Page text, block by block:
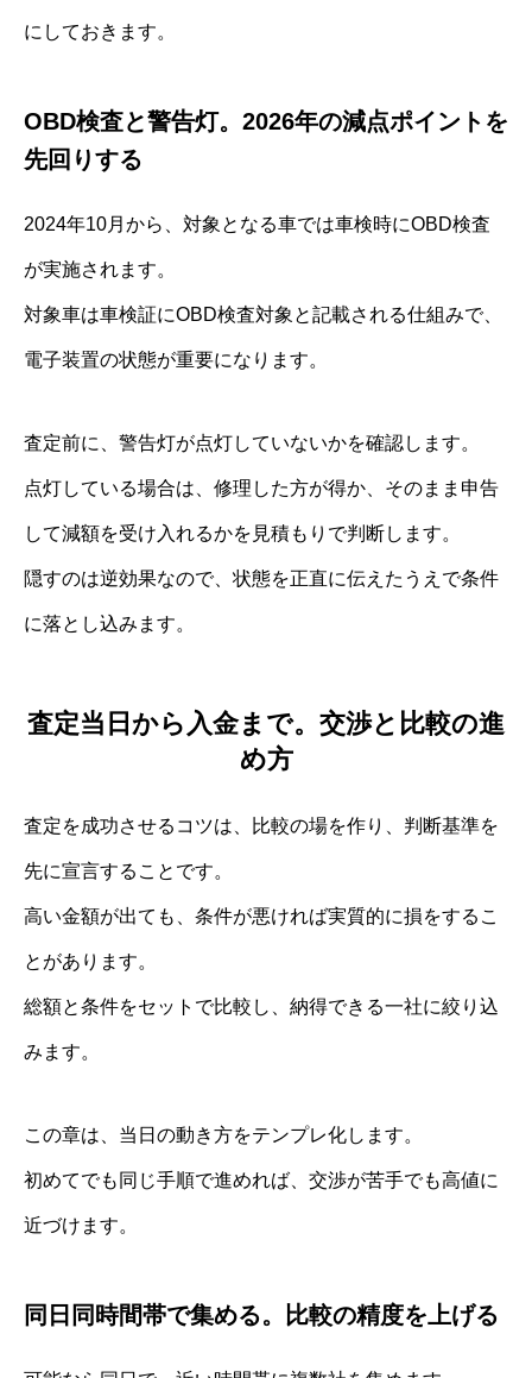
にしておきます。
OBD検査と警告灯。2026年の減点ポイントを
先回りする
2024年10月から、対象となる車では車検時にOBD検査
が実施されます。
対象車は車検証にOBD検査対象と記載される仕組みで、
電子装置の状態が重要になります。
査定前に、警告灯が点灯していないかを確認します。
点灯している場合は、修理した方が得か、そのまま申告
して減額を受け入れるかを見積もりで判断します。
隠すのは逆効果なので、状態を正直に伝えたうえで条件
に落とし込みます。
査定当日から入金まで。交渉と比較の進
め方
査定を成功させるコツは、比較の場を作り、判断基準を
先に宣言することです。
高い金額が出ても、条件が悪ければ実質的に損をするこ
とがあります。
総額と条件をセットで比較し、納得できる一社に絞り込
みます。
この章は、当日の動き方をテンプレ化します。
初めてでも同じ手順で進めれば、交渉が苦手でも高値に
近づけます。
同日同時間帯で集める。比較の精度を上げる